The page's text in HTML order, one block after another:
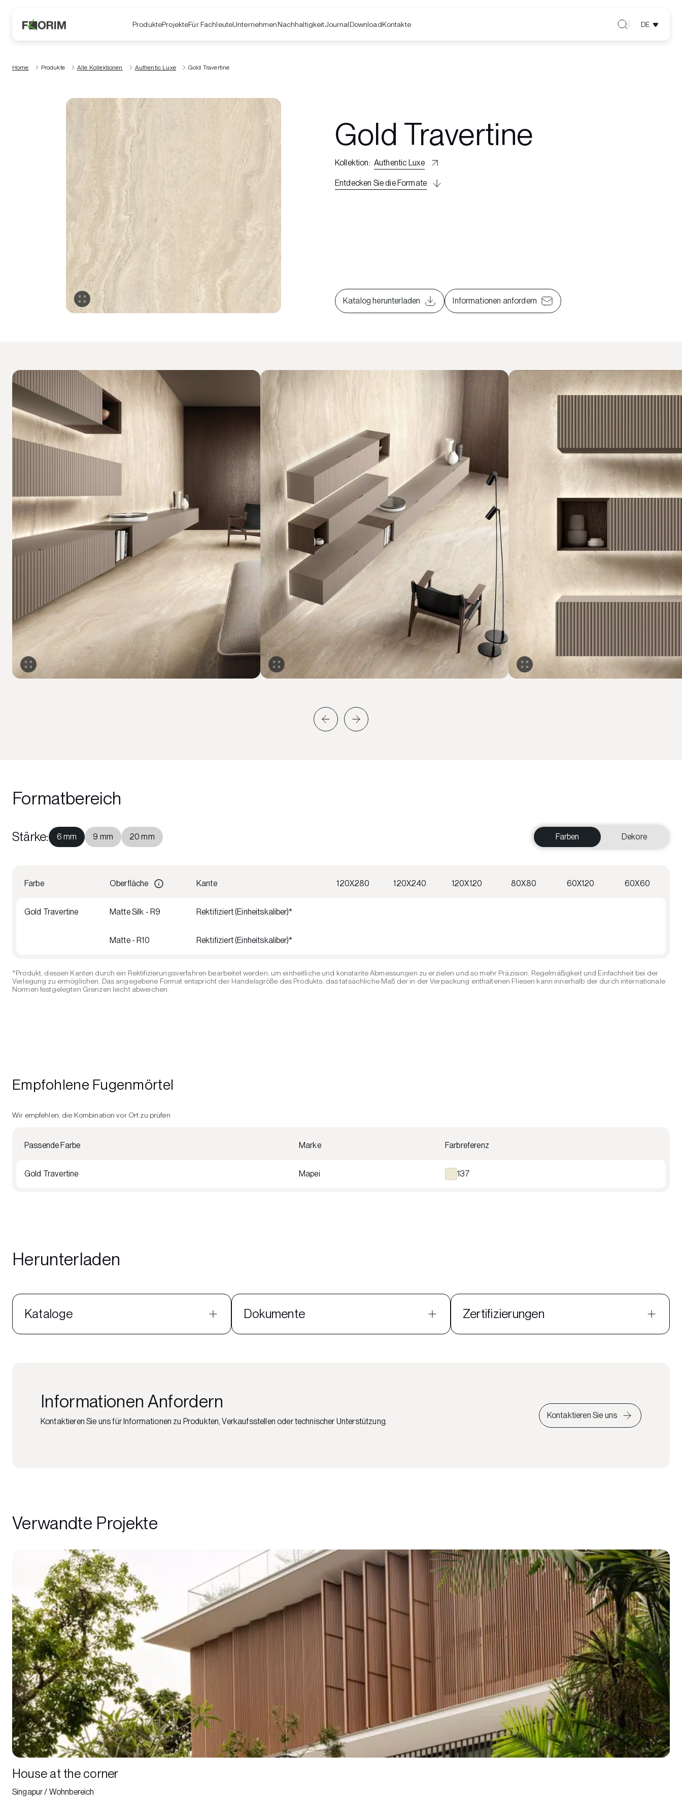
ProdukteProjekteFür FachleuteUnternehmenNachhaltigkeitJournalDownloadKontakte DE
Home Produkte Alle Kollektionen Authentic Luxe Gold Travertine
Gold Travertine
Kollektion: Authentic Luxe
Entdecken Sie die Formate
Katalog herunterladen Informationen anfordern
Formatbereich
Stärke: 6 mm 9 mm 20 mm Farben Dekore
Farbe Oberfläche Kante 120X280 120X240 120X120 80X80 60X120 60X60
Gold Travertine Matte Silk - R9 Rektifiziert (Einheitskaliber)*
Matte - R10 Rektifiziert (Einheitskaliber)*
*Produkt, dessen Kanten durch ein Rektifizierungsverfahren bearbeitet werden, um einheitliche und konstante Abmessungen zu erzielen und so mehr Präzision, Regelmäßigkeit und Einfachheit bei der
Verlegung zu ermöglichen. Das angegebene Format entspricht der Handelsgröße des Produkts; das tatsächliche Maß der in der Verpackung enthaltenen Fliesen kann innerhalb der durch internationale
Normen festgelegten Grenzen leicht abweichen.
Empfohlene Fugenmörtel
Wir empfehlen, die Kombination vor Ort zu prüfen
Passende Farbe Marke Farbreferenz
Gold Travertine Mapei 137
Herunterladen
Kataloge Dokumente Zertifizierungen
Informationen Anfordern
Kontaktieren Sie uns für Informationen zu Produkten, Verkaufsstellen oder technischer Unterstützung.
Kontaktieren Sie uns
Verwandte Projekte
House at the corner
Singapur / Wohnbereich